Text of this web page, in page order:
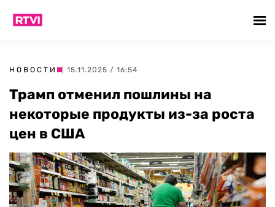
НОВОСТИ | 15.11.2025 / 16:54
Трамп отменил пошлины на
некоторые продукты из-за роста
цен в США